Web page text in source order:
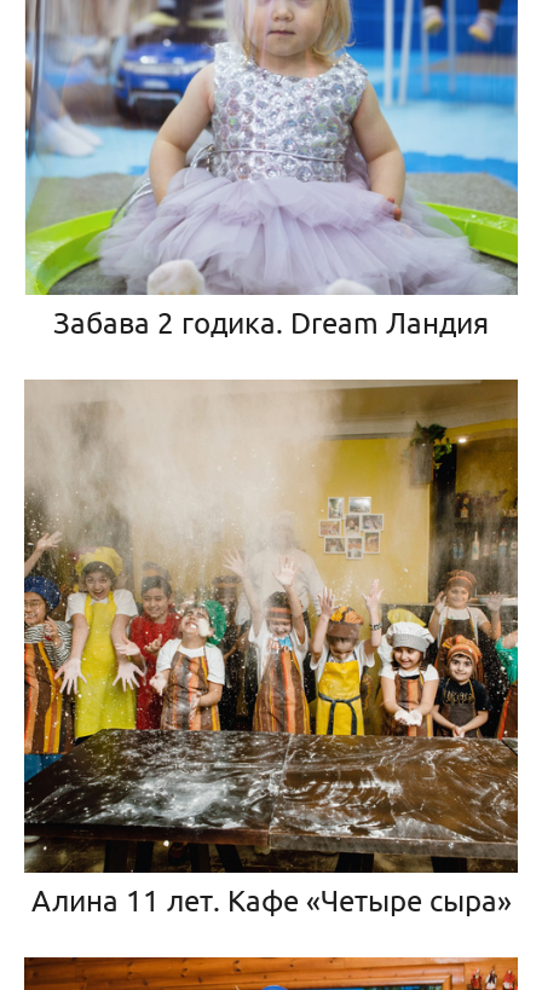
Забава 2 годика. Dream Ландия
Алина 11 лет. Кафе «Четыре сыра»